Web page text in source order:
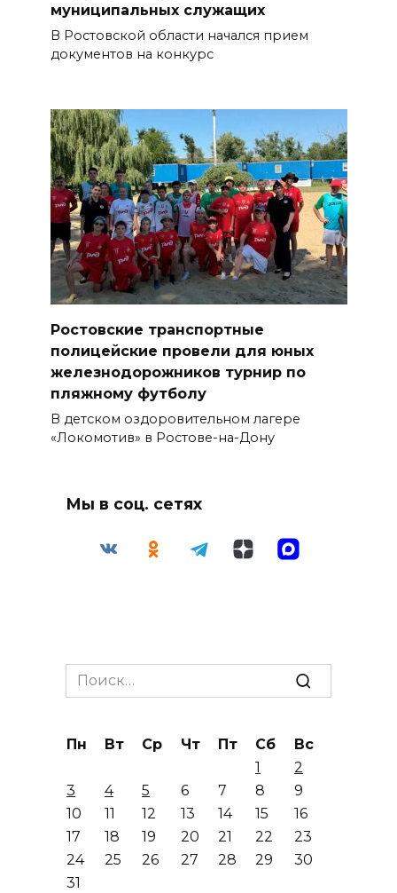
муниципальных служащих
В Ростовской области начался прием
документов на конкурс
Ростовские транспортные
полицейские провели для юных
железнодорожников турнир по
пляжному футболу
В детском оздоровительном лагере
«Локомотив» в Ростове-на-Дону
Мы в соц. сетях
Search
for:
Пн Вт Ср Чт Пт Сб
Вс
1
2
3
4 5 6 7 8
9
10
11 12 13 14 15
16
17
18 19 20 21 22
23
24
25 26 27 28 29
30
31